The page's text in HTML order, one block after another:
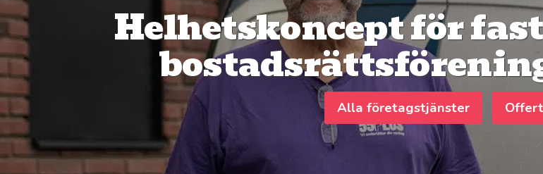
Helhetskoncept för
Alla företagstjänster